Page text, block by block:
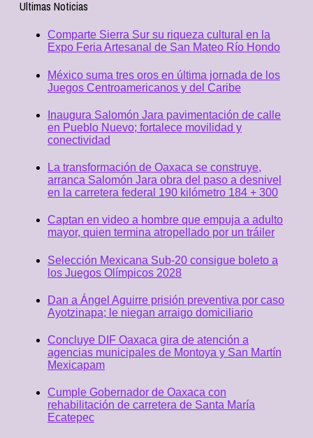
Ultimas Noticias
Comparte Sierra Sur su riqueza cultural en la
Expo Feria Artesanal de San Mateo Río Hondo
México suma tres oros en última jornada de los
Juegos Centroamericanos y del Caribe
Inaugura Salomón Jara pavimentación de calle
en Pueblo Nuevo; fortalece movilidad y
conectividad
La transformación de Oaxaca se construye,
arranca Salomón Jara obra del paso a desnivel
en la carretera federal 190 kilómetro 184 + 300
Captan en video a hombre que empuja a adulto
mayor, quien termina atropellado por un tráiler
Selección Mexicana Sub-20 consigue boleto a
los Juegos Olímpicos 2028
Dan a Ángel Aguirre prisión preventiva por caso
Ayotzinapa; le niegan arraigo domiciliario
Concluye DIF Oaxaca gira de atención a
agencias municipales de Montoya y San Martín
Mexicapam
Cumple Gobernador de Oaxaca con
rehabilitación de carretera de Santa María
Ecatepec